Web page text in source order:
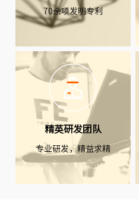
70余项发明专利
精英研发团队
专业研发，精益求精